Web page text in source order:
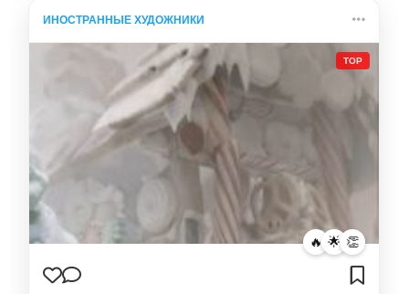
ИНОСТРАННЫЕ ХУДОЖНИКИ
TOP
🔥 🌟 👏